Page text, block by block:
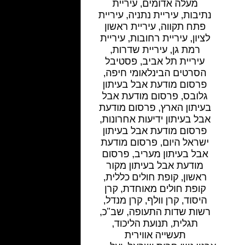
מעלה אדומים,עיריית
נתיבות, עיריית נתניה, עיריית
פתח תקווה,עיריית ראשון
לציון,עיריית רחובות,עיריית
רמת גן,עיריית שדרות,
עיריית תל אביב, פסטיבל
הסרטים הבינלאומי חיפה,
פרסום מודעת אבל בעיתון
גלובס, פרסום מודעת אבל
בעיתון הארץ, פרסום מודעת
אבל בעיתון ידיעות אחרונות,
פרסום מודעת אבל בעיתון
ישראל היום, פרסום מודעת
אבל בעיתון מעריב, פרסום
מודעת אבל בעיתון מקור
ראשון,קופת חולים כללית,
קופת חולים מאוחדת,קרן
היסוד,קרן וולף,קרן מנדל,
רשות שדות התעופה, שב"כ,
תגלית, תנועת הליכוד,
תעשייה אווירית